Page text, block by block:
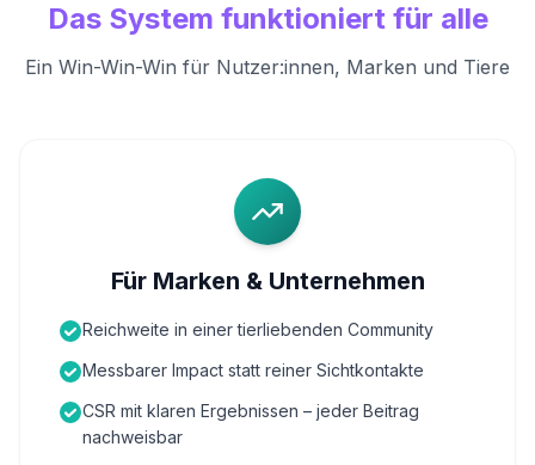
Das System funktioniert für alle
Ein Win-Win-Win für Nutzer:innen, Marken und Tiere
Für Marken & Unternehmen
Reichweite in einer tierliebenden Community
Messbarer Impact statt reiner Sichtkontakte
CSR mit klaren Ergebnissen – jeder Beitrag
nachweisbar